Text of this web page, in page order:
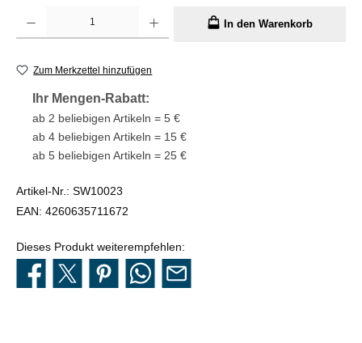
In den Warenkorb
Zum Merkzettel hinzufügen
Ihr Mengen-Rabatt:
ab 2 beliebigen Artikeln = 5 €
ab 4 beliebigen Artikeln = 15 €
ab 5 beliebigen Artikeln = 25 €
Artikel-Nr.: SW10023
EAN: 4260635711672
Dieses Produkt weiterempfehlen: